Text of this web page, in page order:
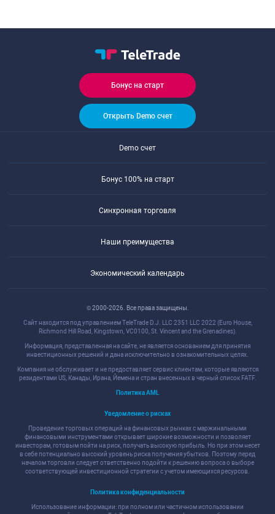
Бонус на старт
Открыть Demo счет
Demo счет
Бонус 100% на старт
Синхронная торговля
Наши преимущества
Экономический календарь
© 2000-2026. Все права защищены.
Сайт находится под управлением TeleTrade D.J. LLC 2351 LLC 2022 (Euro House,
Richmond Hill Road, Kingstown, VC0100, St. Vincent and the Grenadines).
Информация, представленная на сайте, не является основанием для принятия
инвестиционных решений и дана исключительно в ознакомительных целях.
Компания не обслуживает и не предоставляет сервис клиентам, которые являются
резидентами US, Канады, Ирана, Йемена и стран внесенных в черный список FATF.
Политика AML
Уведомление о рисках
Проведение торговых операций на финансовых рынках с маржинальными
финансовыми инструментами открывает широкие возможности и позволяет
инвесторам, готовым пойти на риск, получать высокую прибыль. Но при этом несет
в себе потенциально высокий уровень риска получения убытков. Поэтому перед
началом торговли следует ответственно подойти к решению вопроса о выборе
соответствующей инвестиционной стратегии с учетом имеющихся ресурсов.
Политика конфиденциальности
Использование информации: при полном или частичном использовании